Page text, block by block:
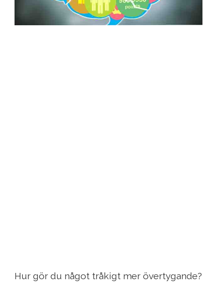
Hur gör du något tråkigt mer övertygande?